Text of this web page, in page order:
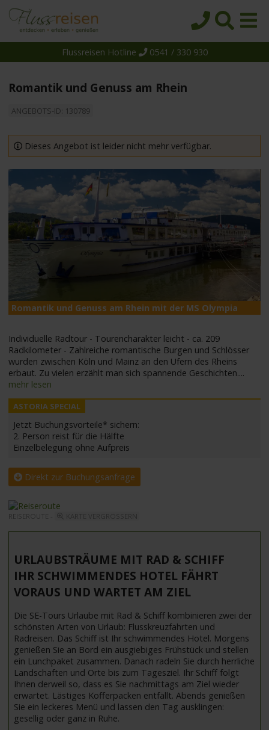
Reedereien
Schiffe
Über uns
Wissen
Suche
Flussreisen Hotline 0541 / 330 930
Romantik und Genuss am Rhein
ANGEBOTS-ID: 130789
Dieses Angebot ist leider nicht mehr verfügbar.
Romantik und Genuss am Rhein mit der MS Olympia
Individuelle Radtour - Tourencharakter leicht - ca. 209
Radkilometer - Zahlreiche romantische Burgen und Schlösser
wurden zwischen Köln und Mainz an den Ufern des Rheins
erbaut. Zu vielen erzählt man sich spannende Geschichten....
mehr lesen
Jetzt Buchungsvorteile* sichern:
2. Person reist für die Hälfte
Einzelbelegung ohne Aufpreis
Direkt zur Buchungsanfrage
REISEROUTE -
URLAUBSTRÄUME MIT RAD & SCHIFF
IHR SCHWIMMENDES HOTEL FÄHRT
VORAUS UND WARTET AM ZIEL
Die SE-Tours Urlaube mit Rad & Schiff kombinieren zwei der
schönsten Arten von Urlaub: Flusskreuzfahrten und
Radreisen. Das Schiff ist Ihr schwimmendes Hotel. Morgens
genießen Sie an Bord ein ausgiebiges Frühstück und stellen
ein Lunchpaket zusammen. Danach radeln Sie durch herrliche
Landschaften und Orte bis zum Tagesziel. Ihr Schiff folgt
Ihnen derweil so, dass es Sie nachmittags am Ziel wieder
erwartet. Lästiges Kofferpacken entfällt. Abends genießen
Sie ein leckeres Menü und lassen den Tag ausklingen:
gesellig oder ganz in Ruhe.